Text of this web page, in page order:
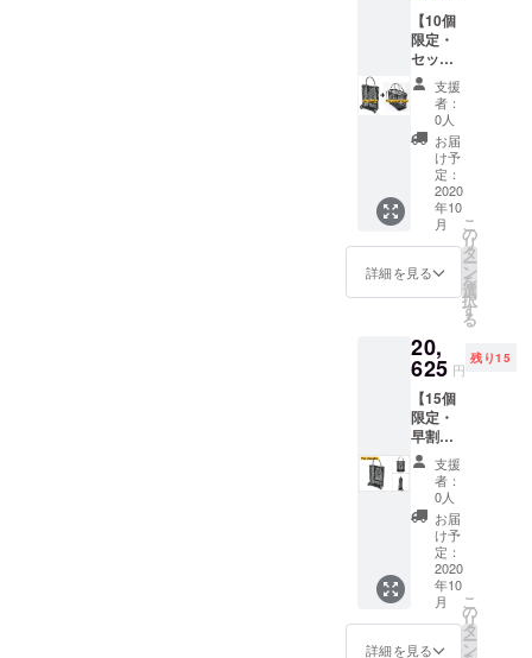
合等に
より出
荷時期
が遅れ
る場合
があり
ます。
予定価
格より
下がる
可能性
もござ
いま
す。 ※
ご注文
状況、
使用部
材の供
給状
況、製
造工程
荷時期
が遅れ
る場合
があり
ます。
円 +
Velo
univers
al Petit
14,080
円の
35%OF
Velo
shoppin
g ● サイ
ズ：
44×18×
55（W×
cm ● 重
さ：2kg
Velo
univers
● サイ
ズ：
30×14×
20（W×
D×H）
cm ● 重
さ：
550g ※
送料込
みで
す。 ※
皆様の
ご支援
により
【10個
限定・
セット
割
35％OF
F】Velo
shoppin
g ＆
Moyen
・完成
した商
品×２点
［一般
販売予
定価
shoppin
g
27,500
円 +
Velo
univers
al
Moyen
16,280
円の
35%OF
Velo
shoppin
g ● サイ
ズ：
44×18×
支援
者：
0人
お届
け予
定：
2020
年10
月
詳細を見る
こ
の
リ
タ
ー
ン
を
選
択
す
る
20,
625 円
残り15
【15個
限定・
早割
25％OF
F】Velo
shoppin
g ・完
成した
商品×１
点 ［一
般販売
予定価
格
27.500
支援
者：
0人
お届
け予
定：
2020
年10
月
詳細を見る
こ
の
リ
タ
ー
ン